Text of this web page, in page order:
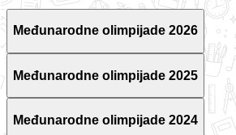
Međunarodne olimpijade 2026
Međunarodne olimpijade 2025
Međunarodne olimpijade 2024